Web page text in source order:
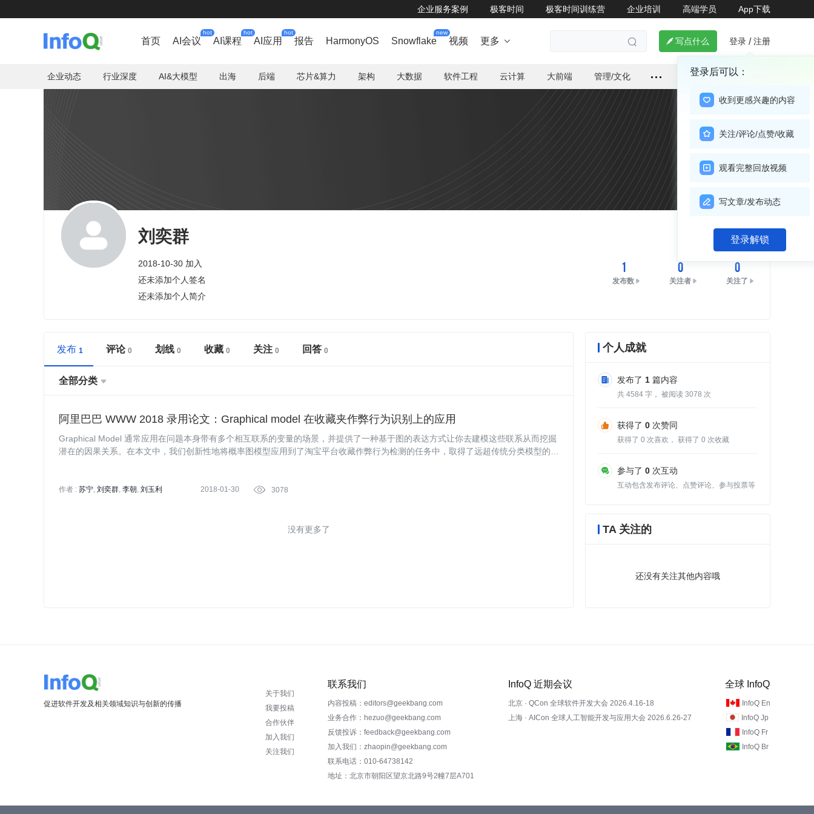
企业服务案例 极客时间 极客时间训练营 企业培训 高端学员 App下载
首页 AI会议
hot
AI课程
hot
AI应用
hot
报告 HarmonyOS Snowflake
new
视频 更多    写点什么 登录 / 注册
登录后可以：
收到更感兴趣的内容
关注/评论/点赞/收藏
观看完整回放视频
写文章/发布动态
登录解锁
企业动态 行业深度 AI&大模型 出海 后端 芯片&算力 架构 大数据 软件工程 云计算 大前端 管理/文化
刘奕群
2018-10-30 加入
还未添加个人签名
还未添加个人简介
关注
1
发布数
0
关注者
0
关注了
发布 评论 划线 收藏 关注 回答
全部分类 
阿里巴巴 WWW 2018 录用论文：Graphical model 在收藏夹作弊行为识别上的应用
Graphical Model 通常应用在问题本身带有多个相互联系的变量的场景，并提供了一种基于图的表达方式让你去建模这些联系从而挖掘
潜在的因果关系。在本文中，我们创新性地将概率图模型应用到了淘宝平台收藏作弊行为检测的任务中，取得了远超传统分类模型的结
作者 : 苏宁 刘奕群 李朝 刘玉利 2018-01-30  3078
没有更多了
个人成就
发布了 1 篇内容
共 4584 字， 被阅读 3078 次
获得了 0 次赞同
获得了 0 次喜欢， 获得了 0 次收藏
参与了 0 次互动
互动包含发布评论、点赞评论、参与投票等
TA 关注的
还没有关注其他内容哦
促进软件开发及相关领域知识与创新的传播
关于我们
我要投稿
合作伙伴
加入我们
关注我们
联系我们
内容投稿：editors@geekbang.com
业务合作：hezuo@geekbang.com
反馈投诉：feedback@geekbang.com
加入我们：zhaopin@geekbang.com
联系电话：010-64738142
地址：北京市朝阳区望京北路9号2幢7层A701
InfoQ 近期会议
北京 · QCon 全球软件开发大会 2026.4.16-18
上海 · AICon 全球人工智能开发与应用大会 2026.6.26-27
全球 InfoQ
InfoQ En
InfoQ Jp
InfoQ Fr
InfoQ Br